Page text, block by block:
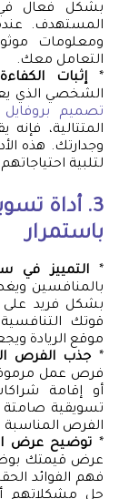
بشكل فعال في
المستهدف.
ومعلومات
التعامل معك.
* إثبات
الشخصي الذي
تصميم
المتتالية،
وجدارتك. هذه
لتلبية احتياجاتهم.
3. أداة
باستمرار
*التمييز في
بالمنافسين
بشكل فريد على
قوتك
موقع الريادة
* جذب الفرص
فرص عمل
أو إقامة
تسويقية صامتة
الفرص المناسبة
* توضيح عرض
عرض قيمتك
فهم الفوائد